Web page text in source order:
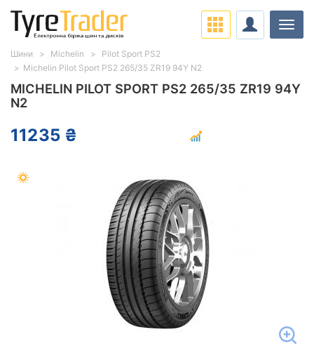
MICHELIN PILOT SPORT PS2 265/35 ZR19 94Y
N2
11235 ₴
Шини Michelin
Pilot Sport PS2
Michelin Pilot Sport PS2 265/35 ZR19 94Y N2